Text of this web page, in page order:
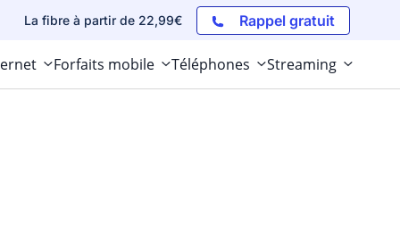
La fibre à partir de 22,99€ Rappel gratuit
Forfaits mobile Téléphones Streaming